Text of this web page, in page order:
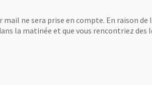
mail ne sera prise en compte. En raison de
la matinée et que vous rencontriez des